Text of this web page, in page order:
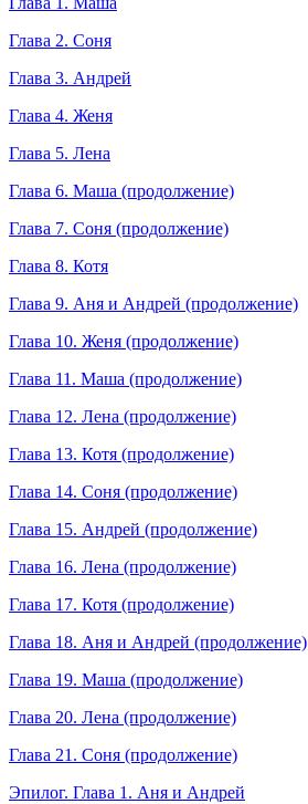
Глава 2. Соня
Глава 3. Андрей
Глава 4. Женя
Глава 5. Лена
Глава 6. Маша (продолжение)
Глава 7. Соня (продолжение)
Глава 8. Котя
Глава 9. Аня и Андрей (продолжение)
Глава 10. Женя (продолжение)
Глава 11. Маша (продолжение)
Глава 12. Лена (продолжение)
Глава 13. Котя (продолжение)
Глава 14. Соня (продолжение)
Глава 15. Андрей (продолжение)
Глава 16. Лена (продолжение)
Глава 17. Котя (продолжение)
Глава 18. Аня и Андрей (продолжение)
Глава 19. Маша (продолжение)
Глава 20. Лена (продолжение)
Глава 21. Соня (продолжение)
Эпилог. Глава 1. Аня и Андрей